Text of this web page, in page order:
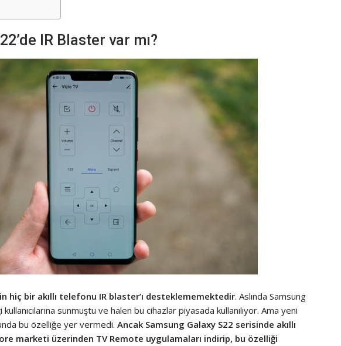
IR Blaster var mı?
hiç bir akıllı telefonu IR blaster’ı desteklememektedir. Aslında Samsung
kullanıcılarına sunmuştu ve halen bu cihazlar piyasada kullanılıyor. Ama yeni
bu özelliğe yer vermedi. Ancak Samsung Galaxy S22 serisinde akıllı
marketi üzerinden TV Remote uygulamaları indirip, bu özelliği